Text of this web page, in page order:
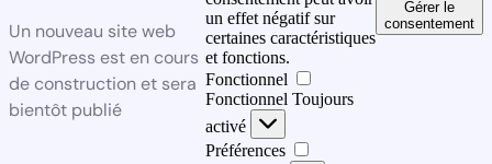
Un nouveau site web
WordPress est en cours
de construction et sera
bientôt publié
un effet négatif sur
certaines caractéristiques
et fonctions.
Fonctionnel
Fonctionnel Toujours
activé
Préférences
Gérer le
consentement